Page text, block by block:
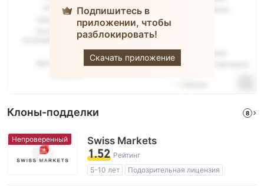
Подпишитесь в
приложении, чтобы
разблокировать!
Скачать приложение
Viverno
Клоны-подделки 8
Непроверенный Swiss Markets
1.52 Рейтинг
5-10 лет
Подозрительная лицензия